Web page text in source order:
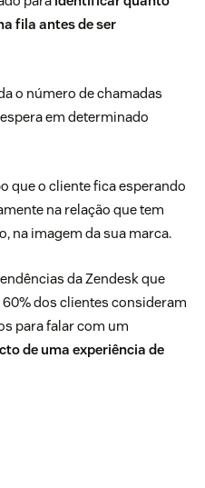
fila antes de ser
o número de chamadas
em determinado
que o cliente fica esperando
na relação que tem
na imagem da sua marca.
da Zendesk que
dos clientes consideram
para falar com um
de uma experiência de